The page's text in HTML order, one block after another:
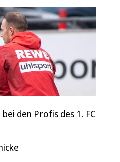
den Profis des 1. FC